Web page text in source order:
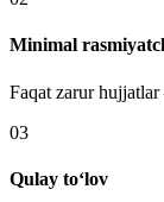
Minimal
Faqat zarur
03
Qulay to‘lov